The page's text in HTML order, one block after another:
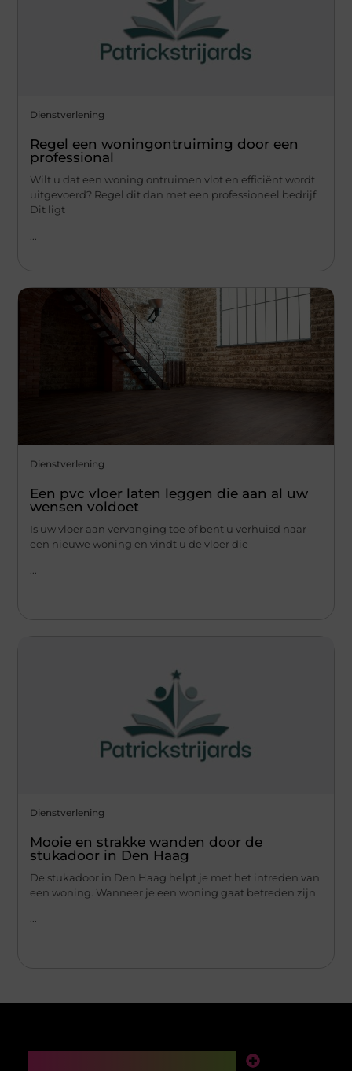
Dienstverlening
Regel een woningontruiming door een
professional
Wilt u dat een woning ontruimen vlot en efficiënt wordt
uitgevoerd? Regel dit dan met een professioneel bedrijf.
Dit ligt
Dienstverlening
Een pvc vloer laten leggen die aan al uw
wensen voldoet
Is uw vloer aan vervanging toe of bent u verhuisd naar
een nieuwe woning en vindt u de vloer die
Dienstverlening
Mooie en strakke wanden door de
stukadoor in Den Haag
De stukadoor in Den Haag helpt je met het intreden van
een woning. Wanneer je een woning gaat betreden zijn
...